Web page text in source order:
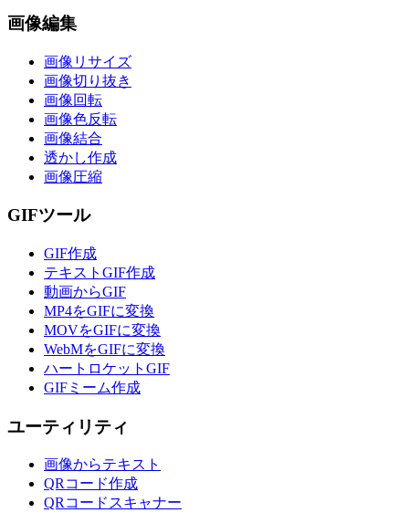
画像編集
画像リサイズ
画像切り抜き
画像回転
画像色反転
画像結合
透かし作成
画像圧縮
GIFツール
GIF作成
テキストGIF作成
動画からGIF
MP4をGIFに変換
MOVをGIFに変換
WebMをGIFに変換
ハートロケットGIF
GIFミーム作成
ユーティリティ
画像からテキスト
QRコード作成
QRコードスキャナー